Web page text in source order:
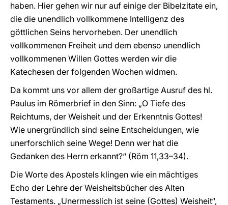
haben. Hier gehen wir nur auf einige der Bibelzitate ein,
die die unendlich vollkommene Intelligenz des
göttlichen Seins hervorheben. Der unendlich
vollkommenen Freiheit und dem ebenso unendlich
vollkommenen Willen Gottes werden wir die
Katechesen der folgenden Wochen widmen.
Da kommt uns vor allem der großartige Ausruf des hl.
Paulus im Römerbrief in den Sinn: „O Tiefe des
Reichtums, der Weisheit und der Erkenntnis Gottes!
Wie unergründlich sind seine Entscheidungen, wie
unerforschlich seine Wege! Denn wer hat die
Gedanken des Herrn erkannt?“ (Röm 11,33–34).
Die Worte des Apostels klingen wie ein mächtiges
Echo der Lehre der Weisheitsbücher des Alten
Testaments. „Unermesslich ist seine (Gottes) Weisheit“,